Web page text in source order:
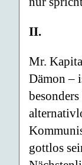
II.
Mr.
Dämon –
gottlos